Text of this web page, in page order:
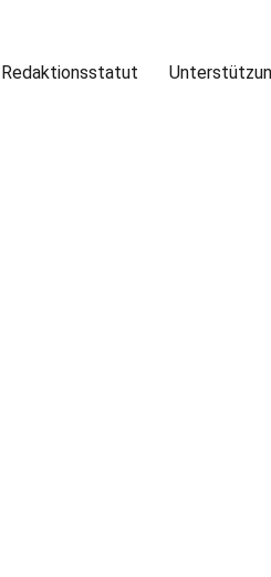
Redaktionsstatut